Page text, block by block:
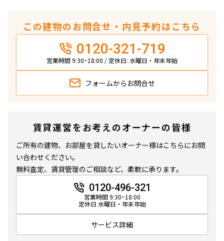
この建物のお問合せ・内見予約はこちら
0120-321-719
営業時間 9:30~18:00 / 定休日: 水曜日・年末年始
フォームから お問合せ
賃貸運営をお考えのオーナーの皆様
ご所有の建物、お部屋を貸したいオーナー様はこちらにお問
い合わせください。
無料査定、賃貸管理のご相談など、柔軟に承ります。
0120-496-321
営業時間 9:30~18:00
定休日 水曜日・年末年始
サービス詳細